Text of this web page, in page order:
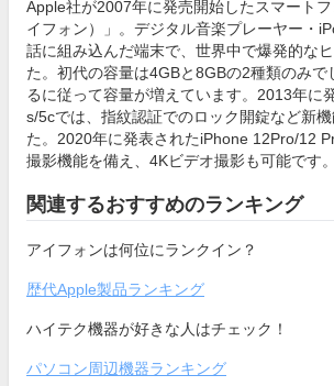
Apple社が2007年に発売開始したスマート
イフォン）」。デジタル音楽プレーヤー・
話に組み込んだ端末で、世界中で爆発的な
た。初代の容量は4GBと8GBの2種類のみで
るに従って容量が増えています。2013年に
s/5cでは、指紋認証でのロック開錠など新
た。2020年に発表されたiPhone 12Pro/12
撮影機能を備え、4Kビデオ撮影も可能です。
関連するおすすめのランキング
アイフォンは何位にランクイン？
歴代Apple製品ランキング
ハイテク機器が好きな人はチェック！
パソコン周辺機器ランキング